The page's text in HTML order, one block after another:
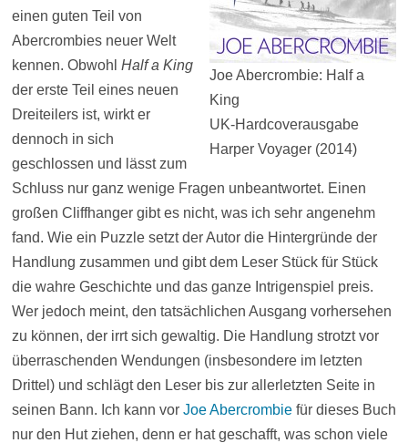
Joe Abercrombie: Half a
King
UK-Hardcoverausgabe
Harper Voyager (2014)
einen guten Teil von
Abercrombies neuer Welt
kennen. Obwohl Half a King
der erste Teil eines neuen
Dreiteilers ist, wirkt er
dennoch in sich
geschlossen und lässt zum
Schluss nur ganz wenige Fragen unbeantwortet. Einen
großen Cliffhanger gibt es nicht, was ich sehr angenehm
fand. Wie ein Puzzle setzt der Autor die Hintergründe der
Handlung zusammen und gibt dem Leser Stück für Stück
die wahre Geschichte und das ganze Intrigenspiel preis.
Wer jedoch meint, den tatsächlichen Ausgang vorhersehen
zu können, der irrt sich gewaltig. Die Handlung strotzt vor
überraschenden Wendungen (insbesondere im letzten
Drittel) und schlägt den Leser bis zur allerletzten Seite in
seinen Bann. Ich kann vor Joe Abercrombiefür dieses Buch
nur den Hut ziehen, denn er hat geschafft, was schon viele